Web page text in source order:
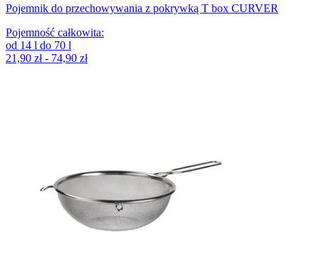
Pojemnik do przechowywania z pokrywką T box CURVER
Pojemność całkowita:
od 14 l do 70 l
21,90 zł - 74,90 zł